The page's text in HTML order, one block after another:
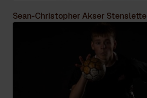
Sean-Christopher Akser Stenslette